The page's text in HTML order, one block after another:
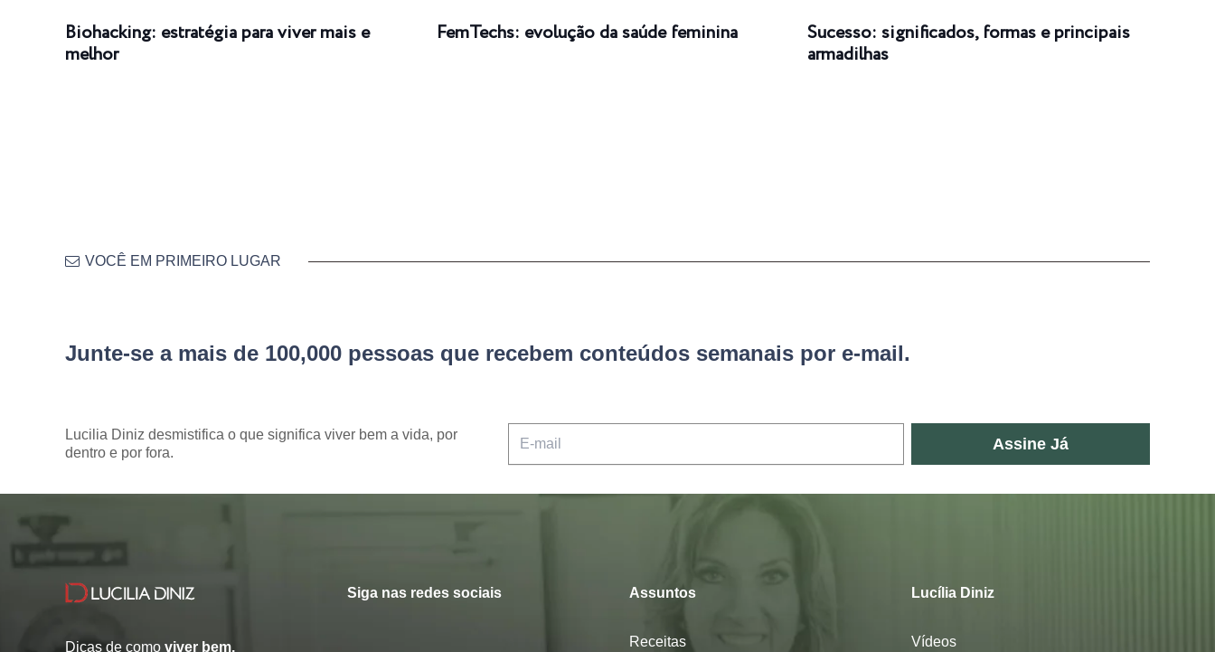
Biohacking: estratégia para viver mais e
melhor
FemTechs: evolução da saúde feminina
Sucesso: significados, formas e principais
armadilhas
VOCÊ EM PRIMEIRO LUGAR
Junte-se a mais de 100,000 pessoas que recebem conteúdos semanais por e-mail.
Lucilia Diniz desmistifica o que significa viver bem a vida, por
dentro e por fora.
Assine Já
Dicas de como viver bem.
Siga nas redes sociais Assuntos
Receitas
Lucília Diniz
Vídeos